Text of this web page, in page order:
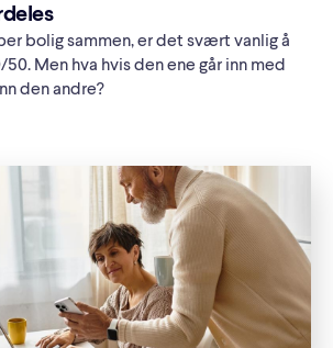
bolig sammen, er det svært vanlig å
Men hva hvis den ene går inn med
den andre?